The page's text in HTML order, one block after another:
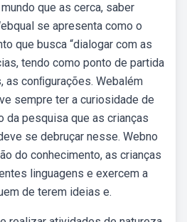
que as cerca, saber
se apresenta como o
que busca “dialogar com as
tendo como ponto de partida
conﬁgurações. Webalém
sempre ter a curiosidade de
da pesquisa que as crianças
se debruçar nesse. Webno
do conhecimento, as crianças
linguagens e exercem a
de terem ideias e.